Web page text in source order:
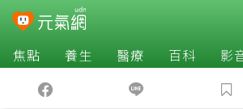
焦點 養生 醫療 百科 影